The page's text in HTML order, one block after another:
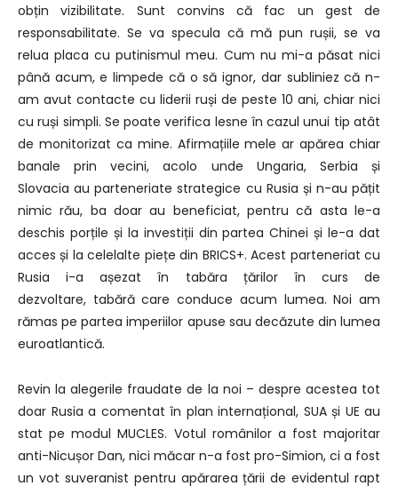
obțin vizibilitate.
Sunt convins că fac un gest de
responsabilitate. Se va specula că mă pun rușii, se va
relua placa cu putinismul meu. Cum nu mi-a păsat nici
până acum, e limpede că o să ignor, dar subliniez că n-
am avut contacte cu liderii ruși de peste 10 ani, chiar nici
cu ruși simpli. Se poate verifica lesne în cazul unui tip atât
de monitorizat ca mine. Afirmațiile mele ar apărea chiar
banale prin vecini,
acolo unde Ungaria, Serbia și
Slovacia au parteneriate strategice cu Rusia și n-au pățit
nimic rău, ba doar au beneficiat, pentru că asta le-a
deschis porțile și la investiții din partea Chinei șile-a dat
acces și la celelalte piețe din BRICS+. Acest parteneriat cu
Rusia i-a așezat în tabăra țărilor în curs de
dezvoltare, tabără care conduce acum lumea.Noi am
rămas pe partea imperiilor apuse sau decăzute din lumea
euroatlantică.
Revin la alegerile fraudate de la noi – despre acestea tot
doar Rusia a comentat în plan internațional, SUA și UE au
stat pe modul MUCLES. Votul românilor a fost majoritar
anti-Nicușor Dan, nici măcar n-a fost pro-Simion, ci a fost
un vot suveranist pentru apărarea țării de evidentul rapt